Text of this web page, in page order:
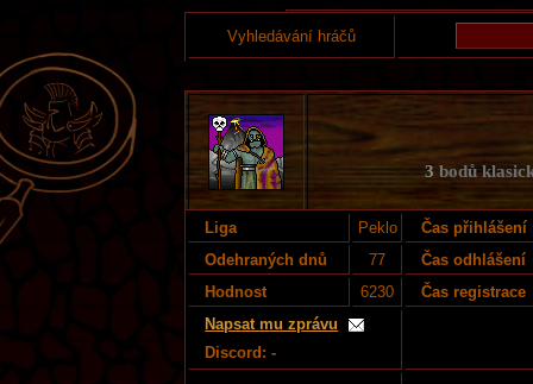
Vyhledávání hráčů
3 bodů
Liga Peklo
Čas přihlášení
Odehraných dnů
77
Čas odhlášení
Hodnost
6230
Čas registrace
Napsat mu zprávu
Discord: -